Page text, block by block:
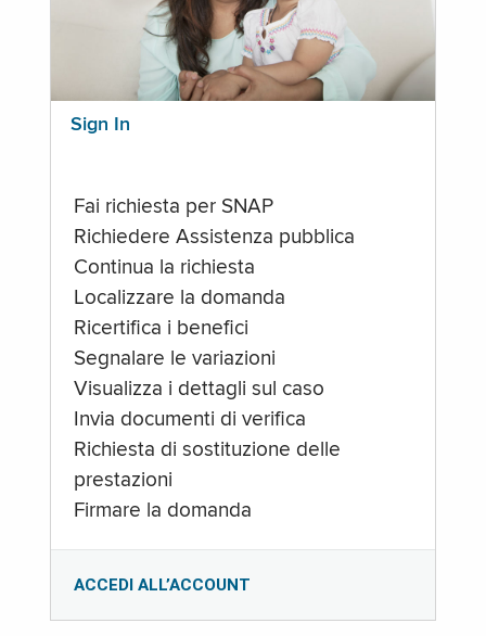
Sign In
Fai richiesta per SNAP
Richiedere Assistenza pubblica
Continua la richiesta
Localizzare la domanda
Ricertifica i benefici
Segnalare le variazioni
Visualizza i dettagli sul caso
Invia documenti di verifica
Richiesta di sostituzione delle
prestazioni
Firmare la domanda
ACCEDI ALL’ACCOUNT